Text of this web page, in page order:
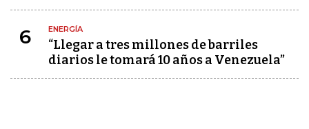
6 ENERGÍA
“Llegar a tres millones de barriles
diarios le tomará 10 años a Venezuela”